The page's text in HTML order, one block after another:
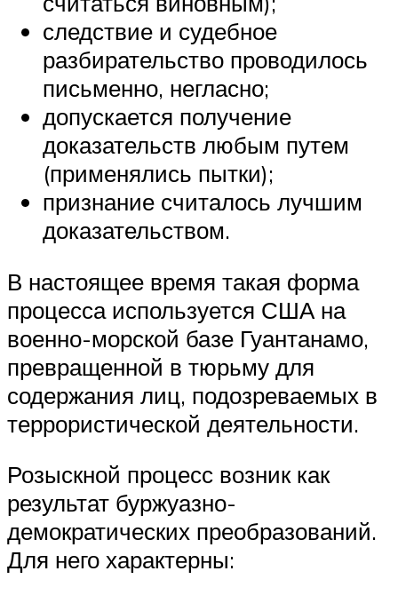
следствие и судебное
разбирательство проводилось
письменно, негласно;
допускается получение
доказательств любым путем
(применялись пытки);
признание считалось лучшим
доказательством.
В настоящее время такая форма
процесса используется США на
военно-морской базе Гуантанамо,
превращенной в тюрьму для
содержания лиц, подозреваемых в
террористической деятельности.
Розыскной процесс возник как
результат буржуазно-
демократических преобразований.
Для него характерны: